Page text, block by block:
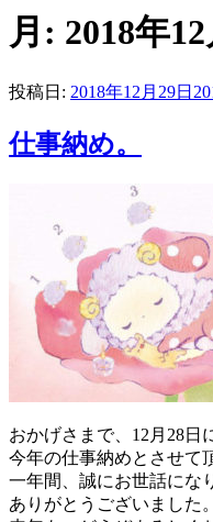
月: 2018年12
投稿日: 2018年12月29日
仕事納め。
おかげさまで、12月28日
今年の仕事納めとさせて
一年間、誠にお世話にな
ありがとうございました。